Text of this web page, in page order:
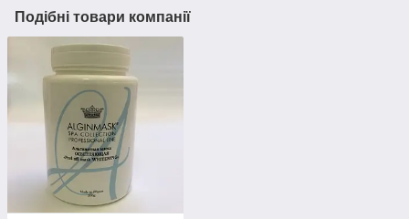
Подібні товари компанії